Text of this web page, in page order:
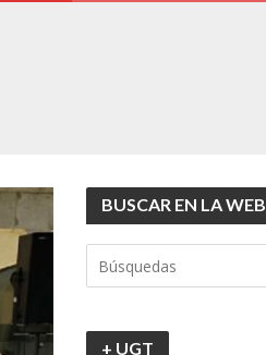
BUSCAR EN LA WEB
+ UGT